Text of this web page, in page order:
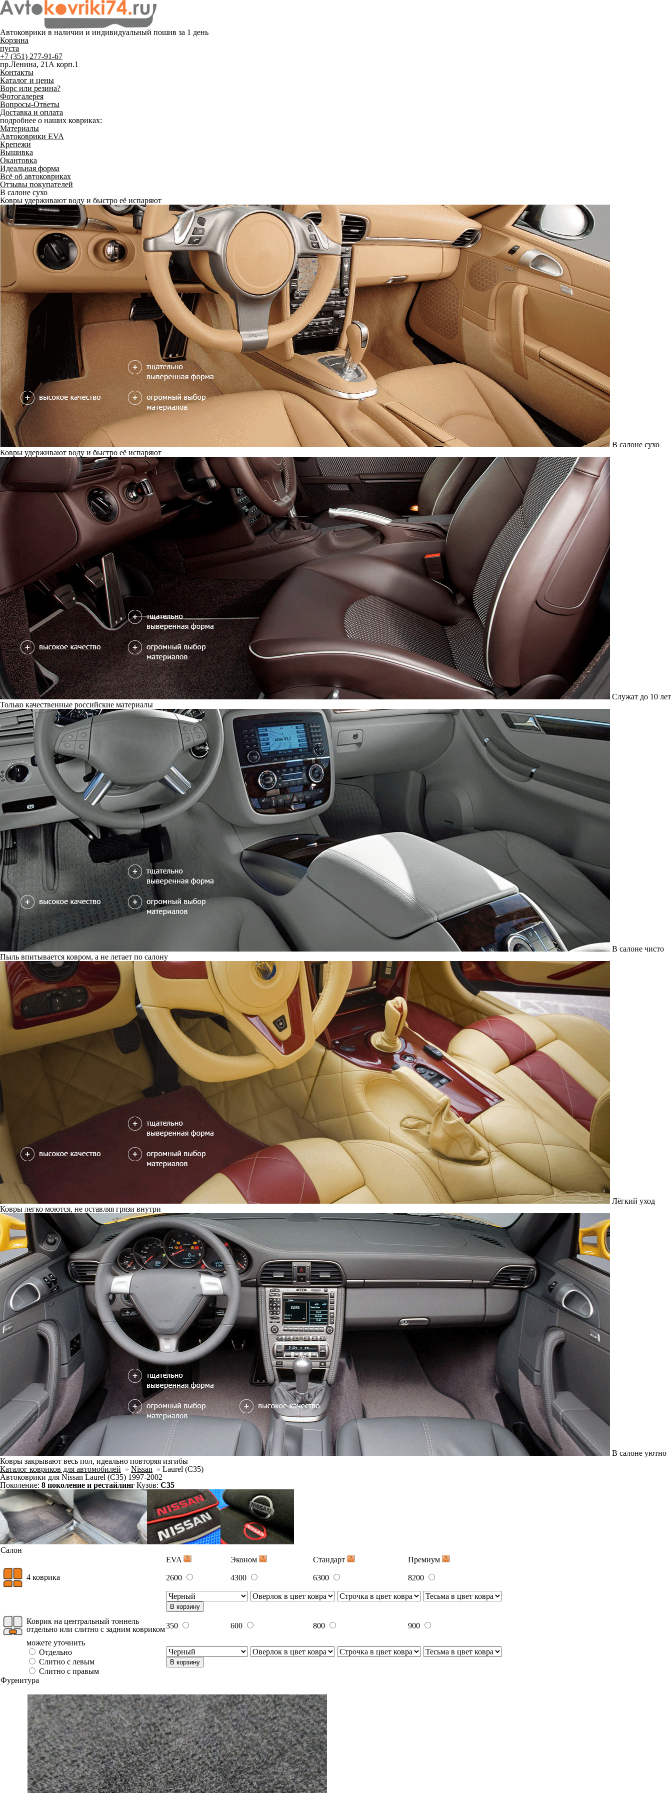
Автоковрики в наличии и индивидуальный пошив за 1 день
Корзина
пуста
+7 (351) 277-91-67
пр.Ленина, 21А корп.1
Контакты
Каталог и цены
Ворс или резина?
Фотогалерея
Вопросы-Ответы
Доставка и оплата
подробнее о наших ковриках:
Материалы
Автоковрики EVA
Крепежи
Вышивка
Окантовка
Идеальная форма
Всё об автоковриках
Отзывы покупателей
В салоне сухо
Ковры удерживают воду и быстро её испаряют
В салоне сухо
Ковры удерживают воду и быстро её испаряют
Служат до 10 лет
Только качественные российские материалы
В салоне чисто
Пыль впитывается ковром, а не летает по салону
Лёгкий уход
Ковры легко моются, не оставляя грязи внутри
В салоне уютно
Ковры закрывают весь пол, идеально повторяя изгибы
Каталог ковриков для автомобилей » Nissan » Laurel (C35)
Автоковрики для Nissan Laurel (C35) 1997-2002
Поколение: 8 поколение и рестайлинг Кузов: C35
Салон
EVA
Эконом Стандарт Премиум
4 коврика 2600 4300 6300 8200
В корзину
Коврик на центральный тоннель
отдельно или слитно с задним ковриком350 600 800
900
можете уточнить
Отдельно
Слитно с левым
Слитно с правым
В корзину
Фурнитура